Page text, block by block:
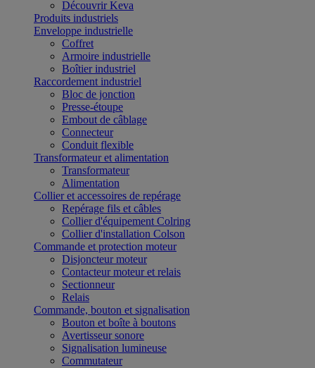
Découvrir Keva
Produits industriels
Enveloppe industrielle
Coffret
Armoire industrielle
Boîtier industriel
Raccordement industriel
Bloc de jonction
Presse-étoupe
Embout de câblage
Connecteur
Conduit flexible
Transformateur et alimentation
Transformateur
Alimentation
Collier et accessoires de repérage
Repérage fils et câbles
Collier d'équipement Colring
Collier d'installation Colson
Commande et protection moteur
Disjoncteur moteur
Contacteur moteur et relais
Sectionneur
Relais
Commande, bouton et signalisation
Bouton et boîte à boutons
Avertisseur sonore
Signalisation lumineuse
Commutateur